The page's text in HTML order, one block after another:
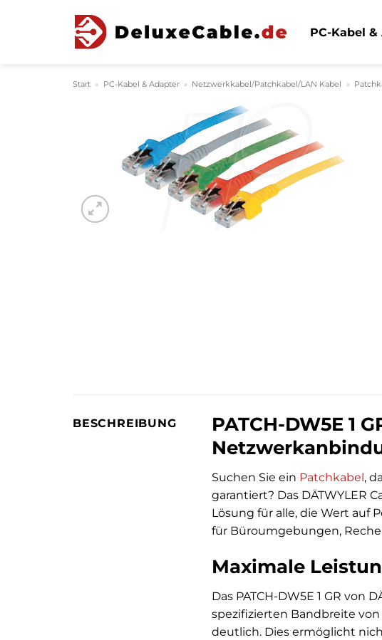
PC-Kabel
Start » PC-Kabel & Adapter » Netzwerkkabel/Patchkabel/LAN Kabel »
BESCHREIBUNG
PATCH-DW5E 1
Suchen Sie ein Patchkabel,
garantiert? Das DÄTWYLER
Lösung für alle, die Wert auf
für Büroumgebungen,
Maximale
Das PATCH-DW5E 1 GR
spezifizierten Bandbreite
deutlich. Dies ermöglicht